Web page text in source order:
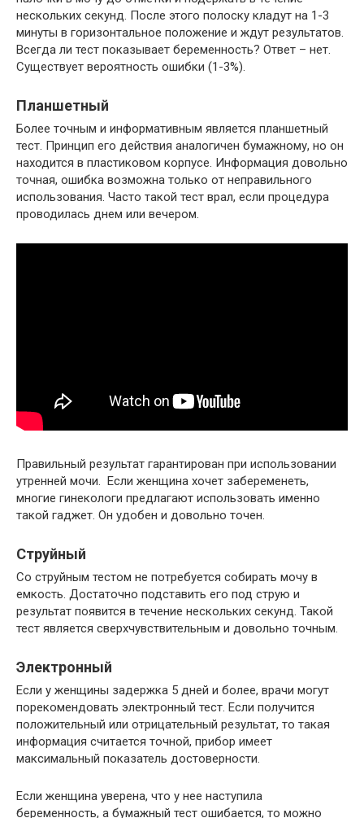
нескольких секунд. После этого полоску кладут на 1-3
минуты в горизонтальное положение и ждут результатов.
Всегда ли тест показывает беременность? Ответ – нет.
Существует вероятность ошибки (1-3%).
Планшетный
Более точным и информативным является планшетный
тест. Принцип его действия аналогичен бумажному, но он
находится в пластиковом корпусе. Информация довольно
точная, ошибка возможна только от неправильного
использования. Часто такой тест врал, если процедура
проводилась днем или вечером.
Правильный результат гарантирован при использовании
утренней мочи. Если женщина хочет забеременеть,
многие гинекологи предлагают использовать именно
такой гаджет. Он удобен и довольно точен.
Струйный
Со струйным тестом не потребуется собирать мочу в
емкость. Достаточно подставить его под струю и
результат появится в течение нескольких секунд. Такой
тест является сверхчувствительным и довольно точным.
Электронный
Если у женщины задержка 5 дней и более, врачи могут
порекомендовать электронный тест. Если получится
положительный или отрицательный результат, то такая
информация считается точной, прибор имеет
максимальный показатель достоверности.
Если женщина уверена, что у нее наступила
беременность, а бумажный тест ошибается, то можно